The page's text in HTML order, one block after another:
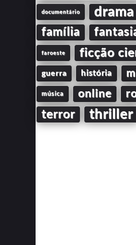
documentário drama
família
faroeste ficção
guerra história
música online
terror thriller